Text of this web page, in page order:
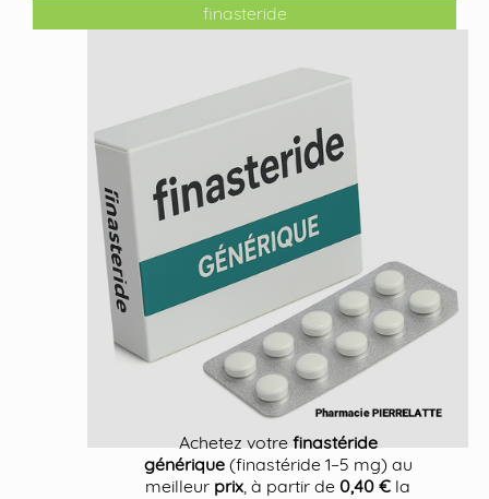
finasteride
Achetez votrefinastéride
générique(finastéride 1–5 mg) au
meilleur prix, à partir de0,40 € la